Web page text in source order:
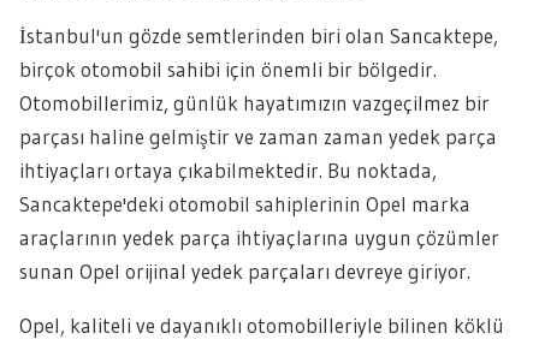
İstanbul'un gözde semtlerinden biri olan Sancaktepe,
birçok otomobil sahibi için önemli bir bölgedir.
Otomobillerimiz, günlük hayatımızın vazgeçilmez bir
parçası haline gelmiştir ve zaman zaman yedek parça
ihtiyaçları ortaya çıkabilmektedir. Bu noktada,
Sancaktepe'deki otomobil sahiplerinin Opel marka
araçlarının yedek parça ihtiyaçlarına uygun çözümler
sunan Opel orijinal yedek parçaları devreye giriyor.
Opel, kaliteli ve dayanıklı otomobilleriyle bilinen köklü